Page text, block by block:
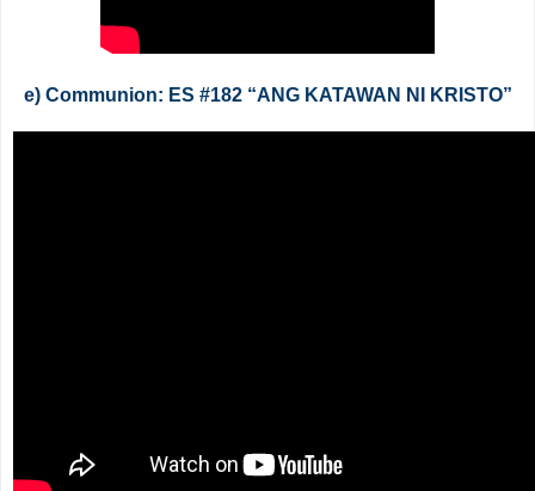
e) Communion: ES #182 “ANG KATAWAN NI KRISTO”